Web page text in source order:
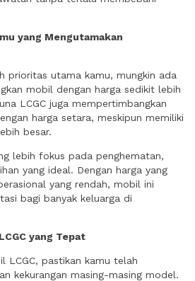
yang Mengutamakan
prioritas utama kamu, mungkin ada
mobil dengan harga sedikit lebih
LCGC juga mempertimbangkan
harga setara, meskipun memiliki
besar.
lebih fokus pada penghematan,
yang ideal. Dengan harga yang
yang rendah, mobil ini
bagi banyak keluarga di
yang Tepat
LCGC, pastikan kamu telah
kekurangan masing-masing model.